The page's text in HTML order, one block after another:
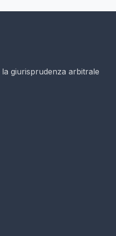
giurisprudenza arbitrale